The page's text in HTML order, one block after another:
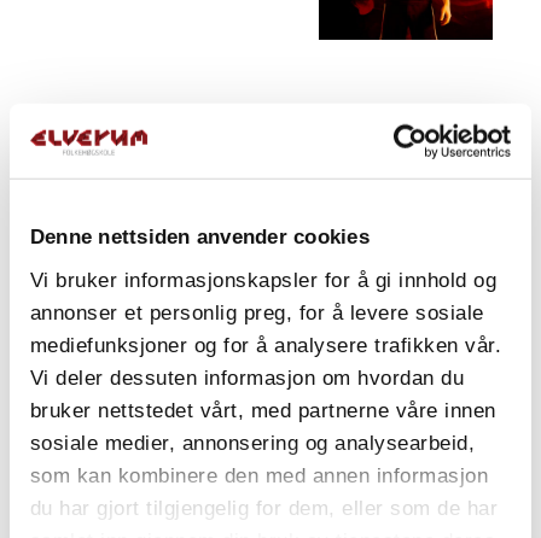
Denne nettsiden anvender cookies
Vi bruker informasjonskapsler for å gi innhold og
annonser et personlig preg, for å levere sosiale
mediefunksjoner og for å analysere trafikken vår.
Vi deler dessuten informasjon om hvordan du
bruker nettstedet vårt, med partnerne våre innen
sosiale medier, annonsering og analysearbeid,
som kan kombinere den med annen informasjon
du har gjort tilgjengelig for dem, eller som de har